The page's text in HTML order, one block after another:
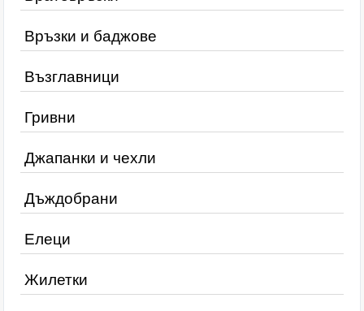
Връзки и баджове
Възглавници
Гривни
Джапанки и чехли
Дъждобрани
Елеци
Жилетки